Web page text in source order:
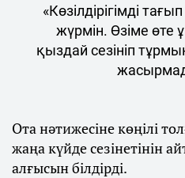
«Көзілдірігімді
жүрмін. Өзіме өте
қыздай сезініп
Ота нәтижесіне көңілі
жаңа күйде сезінетінін
алғысын білдірді.